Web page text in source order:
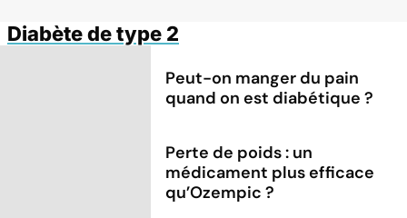
Diabète de type 2
Peut-on manger du pain
quand on est diabétique ?
Perte de poids : un
médicament plus efficace
qu’Ozempic ?